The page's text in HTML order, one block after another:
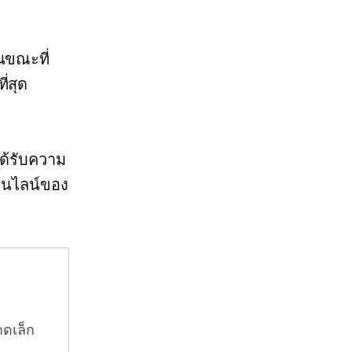
ขณะที่
สุด
รับความ
ไลน์ของ
เล็ก